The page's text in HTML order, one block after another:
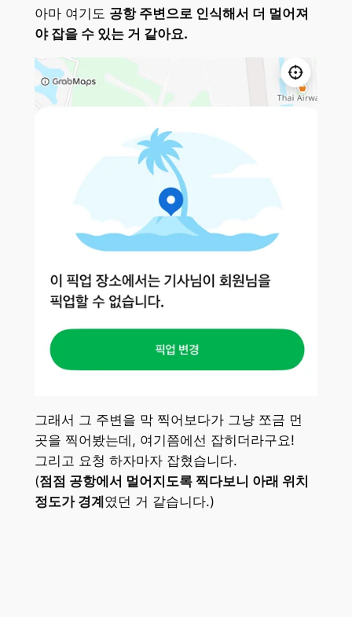
아마 여기도 공항 주변으로 인식해서 더 멀어져
야 잡을 수 있는 거 같아요.
그래서 그 주변을 막 찍어보다가 그냥 쪼금 먼
곳을 찍어봤는데, 여기쯤에선 잡히더라구요!
그리고 요청 하자마자 잡혔습니다.
(점점 공항에서 멀어지도록 찍다보니 아래 위치
정도가 경계였던 거 같습니다.)